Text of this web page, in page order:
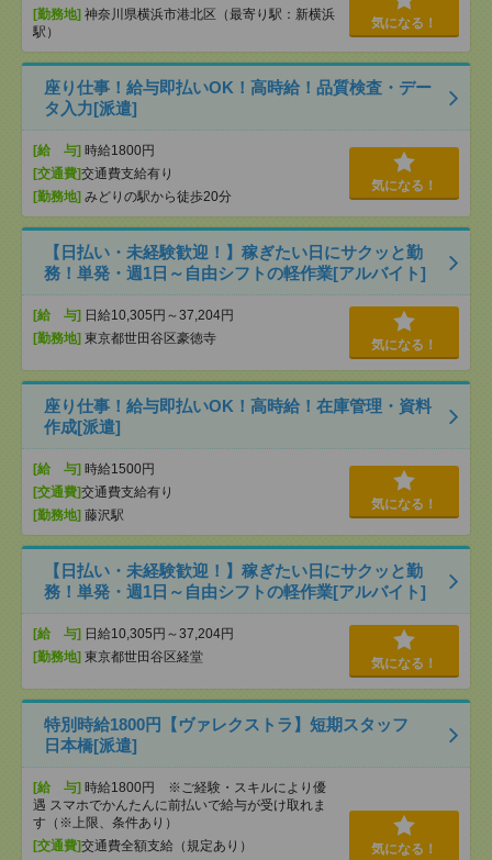
[勤務地] 神奈川県横浜市港北区（最寄り駅：新横浜
駅）
気になる！
座り仕事！給与即払いOK！高時給！品質検査・デー
タ入力[派遣]
[給 与] 時給1800円
[交通費]交通費支給有り
[勤務地] みどりの駅から徒歩20分
気になる！
【日払い・未経験歓迎！】稼ぎたい日にサクッと勤
務！単発・週1日～自由シフトの軽作業[アルバイト]
[給 与] 日給10,305円～37,204円
[勤務地] 東京都世田谷区豪徳寺 気になる！
座り仕事！給与即払いOK！高時給！在庫管理・資料
作成[派遣]
[給 与] 時給1500円
[交通費]交通費支給有り
[勤務地] 藤沢駅
気になる！
【日払い・未経験歓迎！】稼ぎたい日にサクッと勤
務！単発・週1日～自由シフトの軽作業[アルバイト]
[給 与] 日給10,305円～37,204円
[勤務地] 東京都世田谷区経堂 気になる！
特別時給1800円【ヴァレクストラ】短期スタッフ
日本橋[派遣]
[給 与] 時給1800円 ※ご経験・スキルにより優
遇 スマホでかんたんに前払いで給与が受け取れま
す（※上限、条件あり）
[交通費]交通費全額支給（規定あり）
気になる！